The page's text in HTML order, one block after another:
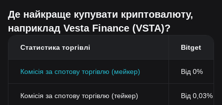
Де найкраще купувати криптовалюту,
наприклад Vesta Finance (VSTA)?
Статистика торгівлі Bitget
Комісія за спотову торгівлю (мейкер) Від 0%
Комісія за спотову торгівлю (тейкер) Від 0,03%